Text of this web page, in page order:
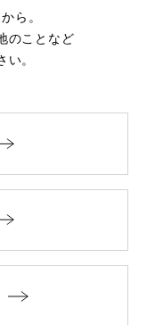
ら。
のことなど
。